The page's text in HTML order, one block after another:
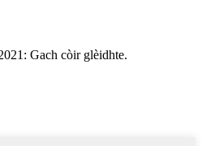
Gach còir glèidhte.